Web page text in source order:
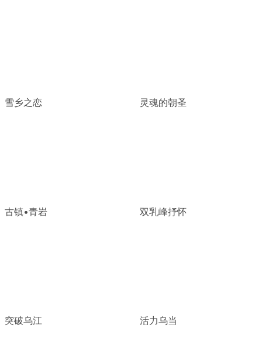
雪乡之恋 灵魂的朝圣
古镇•青岩 双乳峰抒怀
突破乌江 活力乌当